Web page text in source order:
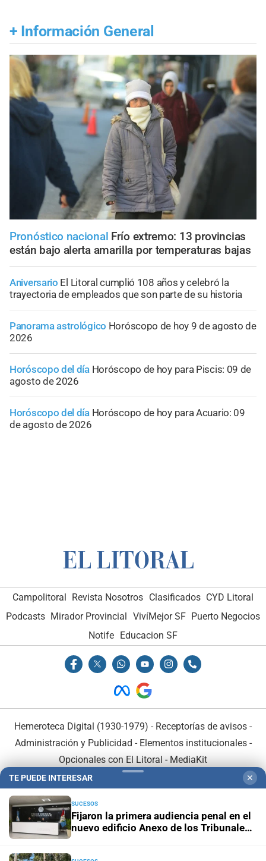
+ Información General
Pronóstico nacional Frío extremo: 13 provincias
están bajo alerta amarilla por temperaturas bajas
Aniversario El Litoral cumplió 108 años y celebró la
trayectoria de empleados que son parte de su historia
Panorama astrológico Horóscopo de hoy 9 de agosto de
2026
Horóscopo del día Horóscopo de hoy para Piscis: 09 de
agosto de 2026
Horóscopo del día Horóscopo de hoy para Acuario: 09
de agosto de 2026
Campolitoral Revista Nosotros Clasificados CYD Litoral
Podcasts Mirador Provincial VivíMejor SF Puerto Negocios
Notife Educacion SF
Hemeroteca Digital (1930-1979) - Receptorías de avisos -
Administración y Publicidad - Elementos institucionales-
Opcionales con El Litoral - MediaKit
TE PUEDE INTERESAR ✕
SUCESOS
Fijaron la primera audiencia penal en el
nuevo edificio Anexo de los Tribunales